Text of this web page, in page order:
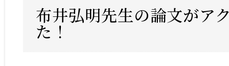
布井弘明先生の論文がア
た！